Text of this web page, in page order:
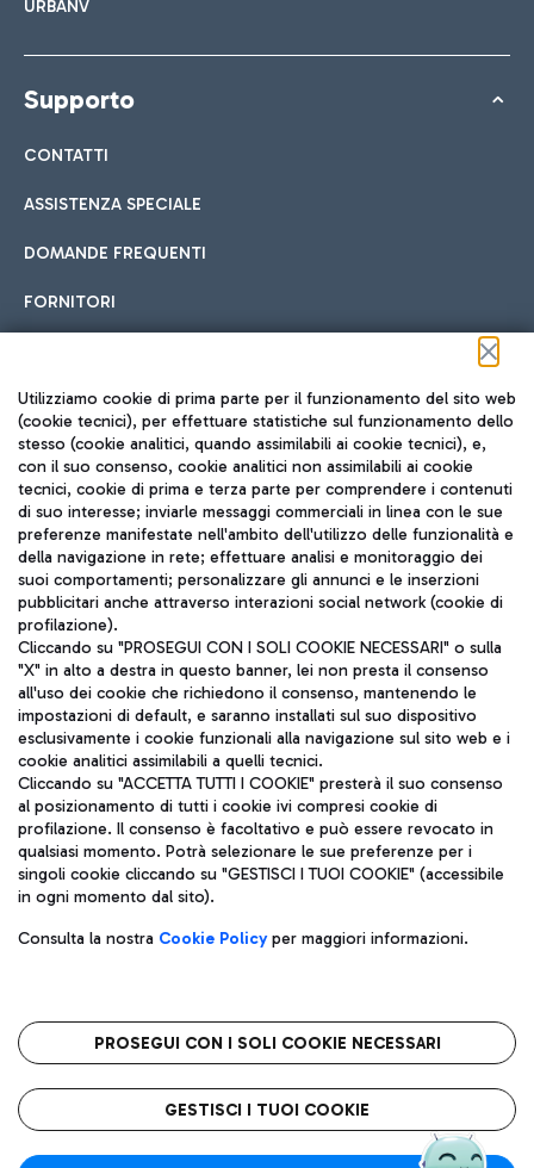
URBANV
Supporto
CONTATTI
ASSISTENZA SPECIALE
DOMANDE FREQUENTI
FORNITORI
Seguici sui social
TRAVEL JOURNAL
ITA
Aeroporti di Roma S.p.A. - Società soggetta a direzione e
coordinamento di Mundys S.p.A.
Codice fiscale e Registro delle Imprese di Roma 13032990155 P.
IVA 06572251004
Capitale sociale 62.224.743,00 int. vers.
Sede legale: Via Pier Paolo Racchetti 1 - 00054 Fiumicino (RM)
telefono +39 06 65951
Privacy policy
Note legali
Roma FCO
L'aeroporto stellato
Utilizziamo cookie di prima parte per il funzionamento del sito web
(cookie tecnici), per effettuare statistiche sul funzionamento dello
stesso (cookie analitici, quando assimilabili ai cookie tecnici), e,
con il suo consenso, cookie analitici non assimilabili ai cookie
tecnici, cookie di prima e terza parte per comprendere i contenuti
di suo interesse; inviarle messaggi commerciali in linea con le sue
preferenze manifestate nell'ambito dell'utilizzo delle funzionalità e
della navigazione in rete; effettuare analisi e monitoraggio dei
suoi comportamenti; personalizzare gli annunci e le inserzioni
pubblicitari anche attraverso interazioni social network (cookie di
profilazione).
Cliccando su "PROSEGUI CON I SOLI COOKIE NECESSARI" o sulla
"X" in alto a destra in questo banner, lei non presta il consenso
all'uso dei cookie che richiedono il consenso, mantenendo le
impostazioni di default, e saranno installati sul suo dispositivo
esclusivamente i cookie funzionali alla navigazione sul sito web e i
cookie analitici assimilabili a quelli tecnici.
Cliccando su "ACCETTA TUTTI I COOKIE" presterà il suo consenso
al posizionamento di tutti i cookie ivi compresi cookie di
profilazione. Il consenso è facoltativo e può essere revocato in
qualsiasi momento. Potrà selezionare le sue preferenze per i
singoli cookie cliccando su "GESTISCI I TUOI COOKIE" (accessibile
in ogni momento dal sito).
Consulta la nostra Cookie Policyper maggiori informazioni.
PROSEGUI CON I SOLI COOKIE NECESSARI
GESTISCI I TUOI COOKIE